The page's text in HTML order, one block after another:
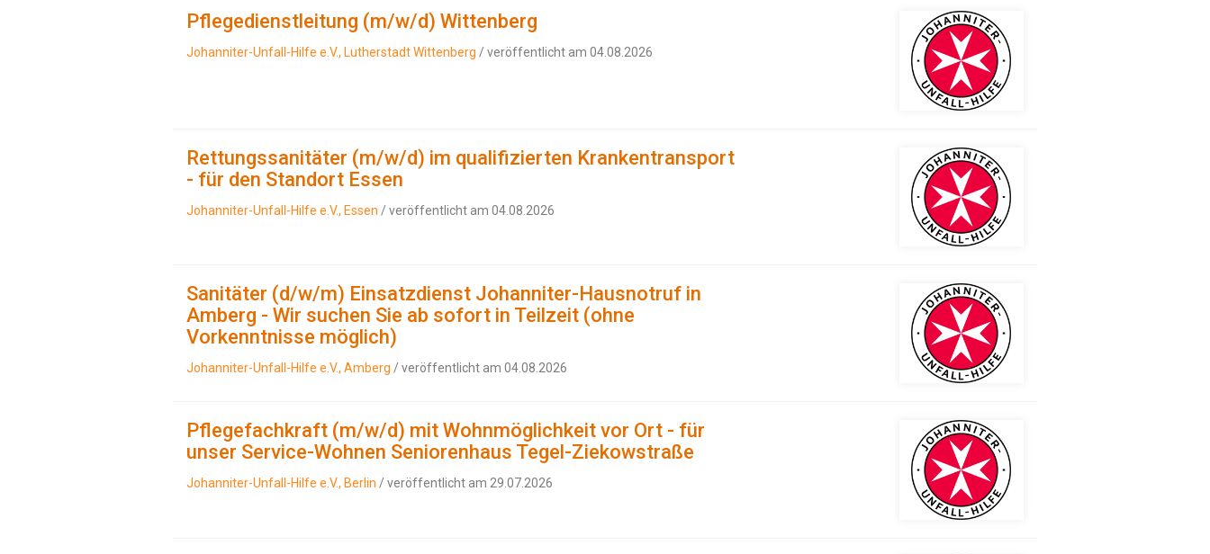
Pflegedienstleitung (m/w/d) Wittenberg
Johanniter-Unfall-Hilfe e.V., Lutherstadt Wittenberg / veröffentlicht am 04.08.2026
Rettungssanitäter (m/w/d) im qualifizierten Krankentransport
- für den Standort Essen
Johanniter-Unfall-Hilfe e.V., Essen / veröffentlicht am 04.08.2026
Sanitäter (d/w/m) Einsatzdienst Johanniter-Hausnotruf in
Amberg - Wir suchen Sie ab sofort in Teilzeit (ohne
Vorkenntnisse möglich)
Johanniter-Unfall-Hilfe e.V., Amberg / veröffentlicht am 04.08.2026
Pflegefachkraft (m/w/d) mit Wohnmöglichkeit vor Ort - für
unser Service-Wohnen Seniorenhaus Tegel-Ziekowstraße
Johanniter-Unfall-Hilfe e.V., Berlin / veröffentlicht am 29.07.2026